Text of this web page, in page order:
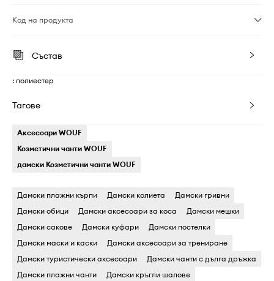
Код на продукта
Състав
: полиестер
Тагове
Аксесоари WOUF
Козметични чанти WOUF
дамски Козметични чанти WOUF
Дамски плажни кърпи Дамски колиета
Дамски гривни
Дамски обици
Дамски аксесоари за коса
Дамски мешки
Дамски сакове
Дамски куфари
Дамски постелки
Дамски маски и каски
Дамски аксесоари за трениране
Дамски туристически аксесоари
Дамски чанти с дълга дръжка
Дамски плажни чанти
Дамски кръгли шалове